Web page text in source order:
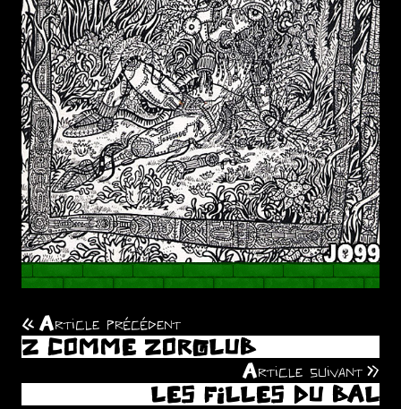
Navigation
de
Article précédent
Z COMME ZORGLUB
Article suivant
LES FILLES DU BAL